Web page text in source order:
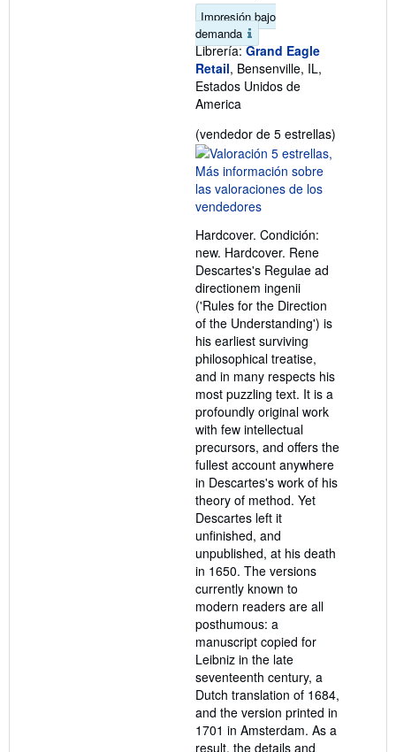
Impresión bajo
demanda
Librería: Grand Eagle
Retail, Bensenville, IL,
Estados Unidos de
America
(vendedor de 5 estrellas)
Hardcover. Condición:
new. Hardcover. Rene
Descartes's Regulae ad
directionem ingenii
('Rules for the Direction
of the Understanding') is
his earliest surviving
philosophical treatise,
and in many respects his
most puzzling text. It is a
profoundly original work
with few intellectual
precursors, and offers the
fullest account anywhere
in Descartes's work of his
theory of method. Yet
Descartes left it
unfinished, and
unpublished, at his death
in 1650. The versions
currently known to
modern readers are all
posthumous: a
manuscript copied for
Leibniz in the late
seventeenth century, a
Dutch translation of 1684,
and the version printed in
1701 in Amsterdam. As a
result, the details and